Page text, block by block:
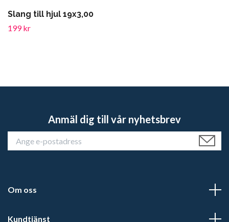
Slang till hjul 19x3,00
199 kr
Anmäl dig till vår nyhetsbrev
Om oss
Kundtjänst